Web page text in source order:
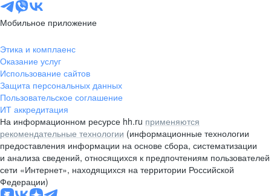
Мобильное приложение
Этика и комплаенс
Оказание услуг
Использование сайтов
Защита персональных данных
Пользовательское соглашение
ИТ аккредитация
На информационном ресурсе hh.ru применяются
рекомендательные технологии (информационные технологии
предоставления информации на основе сбора, систематизации
и анализа сведений, относящихся к предпочтениям пользователей
сети «Интернет», находящихся на территории Российской
Федерации)